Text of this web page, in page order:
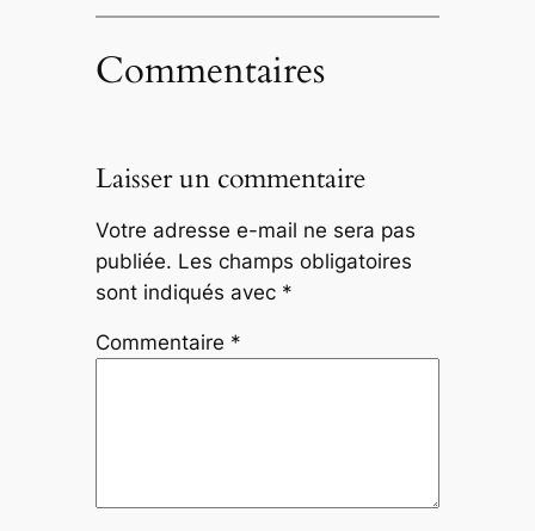
Commentaires
Laisser un commentaire
Votre adresse e-mail ne sera pas
publiée. Les champs obligatoires
sont indiqués avec *
Commentaire *